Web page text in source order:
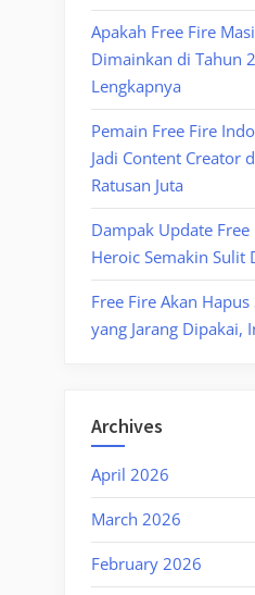
Apakah Free Fire
Dimainkan di Tahun
Lengkapnya
Pemain Free Fire
Jadi Content Creator
Ratusan Juta
Dampak Update
Heroic Semakin Sulit
Free Fire Akan
yang Jarang Dipakai,
Archives
April 2026
March 2026
February 2026